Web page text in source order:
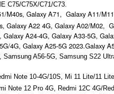
C75/C75X/C71/C73.
M40s, Galaxy A71, Galaxy A11/
Galaxy A22 4G, Galaxy A02/M02,
A24-4G, Galaxy A33-5G,
4G, Galaxy A25-5G 2023.Galaxy
Samsung A56-5G, Samsung S22
Note 10-4G/10S, Mi 11 Lite/11
Note 12 Pro 4G, Redmi 12C 4G/